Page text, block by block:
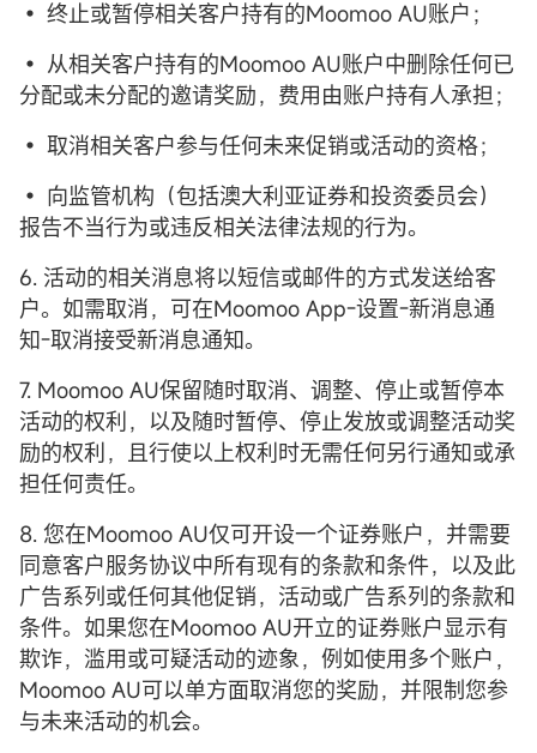
• 终止或暂停相关客户持有的Moomoo AU账户；
• 从相关客户持有的Moomoo AU账户中删除任何已
分配或未分配的邀请奖励，费用由账户持有人承担；
• 取消相关客户参与任何未来促销或活动的资格；
• 向监管机构（包括澳大利亚证券和投资委员会）
报告不当行为或违反相关法律法规的行为。
6. 活动的相关消息将以短信或邮件的方式发送给客
户。如需取消，可在Moomoo App-设置-新消息通
知-取消接受新消息通知。
7. Moomoo AU保留随时取消、调整、停止或暂停本
活动的权利，以及随时暂停、停止发放或调整活动奖
励的权利，且行使以上权利时无需任何另行通知或承
担任何责任。
8. 您在Moomoo AU仅可开设一个证券账户，并需要
同意客户服务协议中所有现有的条款和条件，以及此
广告系列或任何其他促销，活动或广告系列的条款和
条件。如果您在Moomoo AU开立的证券账户显示有
欺诈，滥用或可疑活动的迹象，例如使用多个账户，
Moomoo AU可以单方面取消您的奖励，并限制您参
与未来活动的机会。